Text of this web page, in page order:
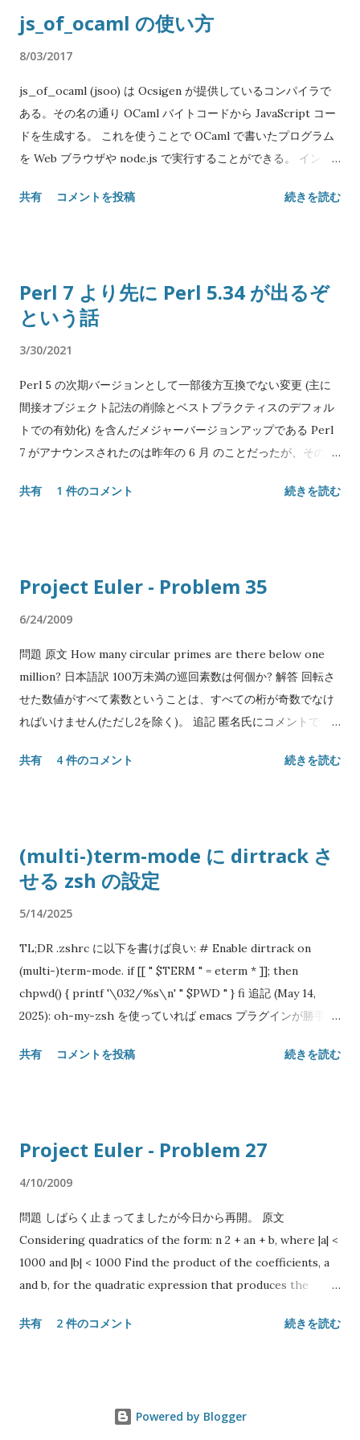
js_of_ocaml の使い方
8/03/2017
js_of_ocaml (jsoo) は Ocsigen が提供しているコンパイラで
ある。その名の通り OCaml バイトコードから JavaScript コー
ドを生成する。 これを使うことで OCaml で書いたプログラム
を Web ブラウザや node.js で実行することができる。 インス
js_of_ocaml-ocamlbuild js_of_ocaml-ppx バージョン 3.0 か
分。後述するように OCamlBuild でアプリケーションをビルド
するなら js_of_ocaml-ocamlbuild も入れると良い。 これで
仕方 以下ソースファイル名は app.ml とし、ワーキングディレ
クトリにあるものとする。 手動でやる場合 一番安直な方法は、
直接 js_of_ocaml コマンドを実行することである: $ # バイト
コードにコンパイルする。js_of_ocaml.ppx は JavaScript オ
ocamlfind ocamlc -package js_of_ocaml,js_of_ocaml.ppx -
用のビルドルールを定義したディスパッチャが付属しているの
-...
共有 コメントを投稿 続きを読む
Perl 7 より先に Perl 5.34 が出るぞ
という話
3/30/2021
Perl 5 の次期バージョンとして一部後方互換でない変更 (主に
間接オブジェクト記法の削除とベストプラクティスのデフォル
トでの有効化) を含んだメジャーバージョンアップである Perl
7 がアナウンスされたのは昨年の 6 月 のことだったが、その前
ス予定 である。 現在開発版は Perl 5.33.8 がリリースされてお
テラルの新構文 見た瞬間「マジかよ」と口に出た。これまで
なる。 もちろんこれは2進数リテラルの 0b や 16進数リテラル
の 0x との一貫性のためである。リテラルと同じ解釈で文字列
を数値に変換する組み込み関数 oct も` 新構文を解するように
なる。 昨今無数の言語に取り入れられているリテラル記法では
しいことで、より悪いことに大文字も合法である： 0O755 Try
とか Try::Tiny のようなモジュールが氾濫して当初の意図が無
意味になったというのもあるかも知れない。 use feature qw/
$e ); } Raku (former Perl 6) だと CATCH (大文字なことに注
意) ブロックが自分の宣言されたスコープ内で投げられた例外
を捕らえる...
共有 1 件のコメント 続きを読む
Project Euler - Problem 35
6/24/2009
問題 原文 How many circular primes are there below one
million? 日本語訳 100万未満の巡回素数は何個か? 解答 回転さ
せた数値がすべて素数ということは、すべての桁が奇数でなけ
ればいけません(ただし2を除く)。 追記 匿名氏にコメントでご
がある場合も、回転させると必ず5の倍数が現れるので除外でき
warnings; use feature qw/say state/; use List::MoreUtils
qw/all none/; sub is_prime($) { state %memos; my $n =
none { $n % $_ == 0 } 2 .. sqrt $n; } sub rotate($) { my $n =
shift; substr($n, 1) . substr($n, 0, 1); } sub rotations($) { my
$n = shift; my %seen = ($n => 1); $seen{$n} = 1 until exists
$seen{$n = rotate $n}; keys %seen; } sub
0 if $n =~ /[024568]/ and $n != 2 and $n != 5; return
共有 4 件のコメント 続きを読む
(multi-)term-mode に dirtrack さ
せる zsh の設定
5/14/2025
TL;DR .zshrc に以下を書けば良い: # Enable dirtrack on
(multi-)term-mode. if [[ " $TERM " = eterm * ]]; then
chpwd() { printf '\032/%s\n' " $PWD " } fi 追記 (May 14,
2025): oh-my-zsh を使っていれば emacs プラグインが勝手に
本体に付属する端末エミュレータである。基本的には Emacs 内
がそのままでは追従しない点だ。 こういう追従を Emacs では
mode だけそうではない。 要するにシェル内で cd してもバッ
ファの PWD は開いた時点のもの (基本的には直前にアクティヴ
だったバッファの PWD を継承する) のままなので、移動した
つもりで C-x C-f などをするとパスが違ってアレっとなること
いるのだが、これは シェルがディレクトリ移動を伴うコマンド
は Emacs 内での動作を検出すると自動的にこのような挙動を取
共有 コメントを投稿 続きを読む
Project Euler - Problem 27
4/10/2009
問題 しばらく止まってましたが今日から再開。 原文
Considering quadratics of the form: n 2 + an + b, where |a| <
1000 and |b| < 1000 Find the product of the coefficients, a
and b, for the quadratic expression that produces the
starting with n = 0. 日本語訳 |a| < 1000, |b| < 1000 として以下
a <= 999、-999 <= b <= 999なので、およそ4,000,000通りの係
共有 2 件のコメント 続きを読む
Powered by Blogger